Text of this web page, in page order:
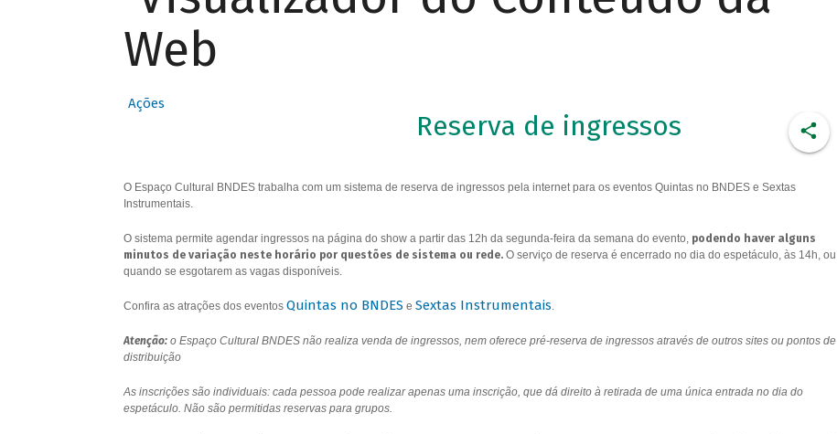
Web
Ações
Reserva de ingressos
O Espaço Cultural BNDES trabalha com um sistema de reserva de ingressos pela internet para os eventos Quintas no BNDES e Sextas
Instrumentais.
O sistema permite agendar ingressos na página do show a partir das 12h da segunda-feira da semana do evento, podendo haver alguns
minutos de variação neste horário por questões de sistema ou rede.O serviço de reserva é encerrado no dia do espetáculo, às 14h, ou
quando se esgotarem as vagas disponíveis.
Confira as atrações dos eventos Quintas no BNDES e Sextas Instrumentais.
Atenção:o Espaço Cultural BNDES não realiza venda de ingressos, nem oferece pré-reserva de ingressos através de outros sites ou pontos de
distribuição
As inscrições são individuais: cada pessoa pode realizar apenas uma inscrição, que dá direito à retirada de uma única entrada no dia do
espetáculo. Não são permitidas reservas para grupos.